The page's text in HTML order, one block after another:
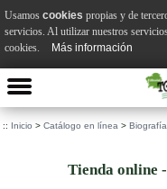
:: Inicio > Catálogo en línea >
Tienda online
Usamos cookies propias y de
servicios. Al utilizar nuestros
cookies.
Más información